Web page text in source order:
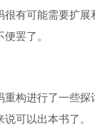
很有可能需要扩展
罢了。
重构进行了一些探
可以出本书了。